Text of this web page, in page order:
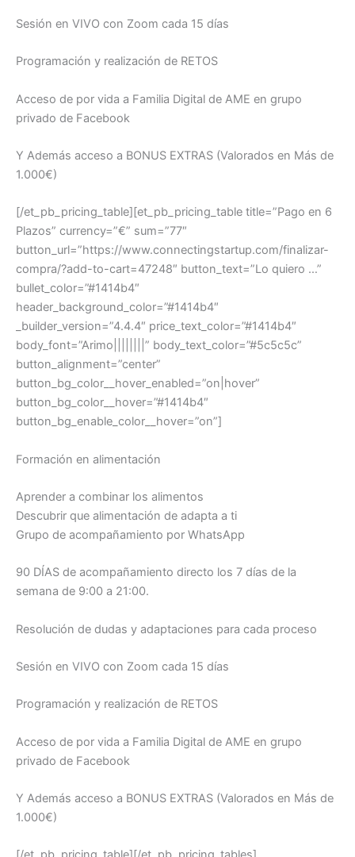
Sesión en VIVO con Zoom cada 15 días
Programación y realización de RETOS
Acceso de por vida a Familia Digital de AME en grupo
privado de Facebook
Y Además acceso a BONUS EXTRAS (Valorados en Más de
1.000€)
[/et_pb_pricing_table][et_pb_pricing_table title=”Pago en 6
Plazos” currency=”€” sum=”77″
button_url=”https://www.connectingstartup.com/finalizar-
compra/?add-to-cart=47248″ button_text=”Lo quiero …”
bullet_color=”#1414b4″
header_background_color=”#1414b4″
_builder_version=”4.4.4″ price_text_color=”#1414b4″
body_font=”Arimo||||||||” body_text_color=”#5c5c5c”
button_alignment=”center”
button_bg_color__hover_enabled=”on|hover”
button_bg_color__hover=”#1414b4″
button_bg_enable_color__hover=”on”]
Formación en alimentación
Aprender a combinar los alimentos
Descubrir que alimentación de adapta a ti
Grupo de acompañamiento por WhatsApp
90 DÍAS de acompañamiento directo los 7 días de la
semana de 9:00 a 21:00.
Resolución de dudas y adaptaciones para cada proceso
Sesión en VIVO con Zoom cada 15 días
Programación y realización de RETOS
Acceso de por vida a Familia Digital de AME en grupo
privado de Facebook
Y Además acceso a BONUS EXTRAS (Valorados en Más de
1.000€)